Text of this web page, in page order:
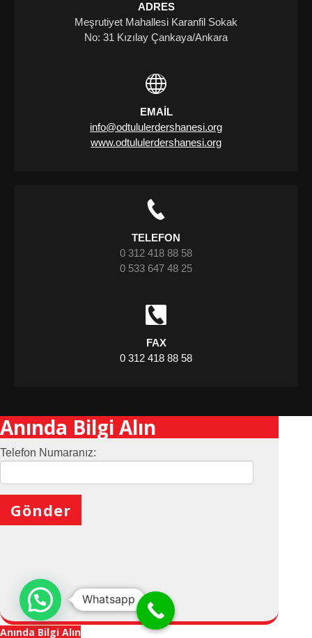
ADRES
Meşrutiyet Mahallesi Karanfil Sokak
No: 31 Kızılay Çankaya/Ankara
EMAIL
info@odtululerdershanesi.org
www.odtululerdershanesi.org
TELEFON
0 312 418 88 58
0 533 647 48 25
FAX
0 312 418 88 58
Whatsapp
Anında Bilgi Alın
Telefon Numaranız:
Anında Bilgi Alın